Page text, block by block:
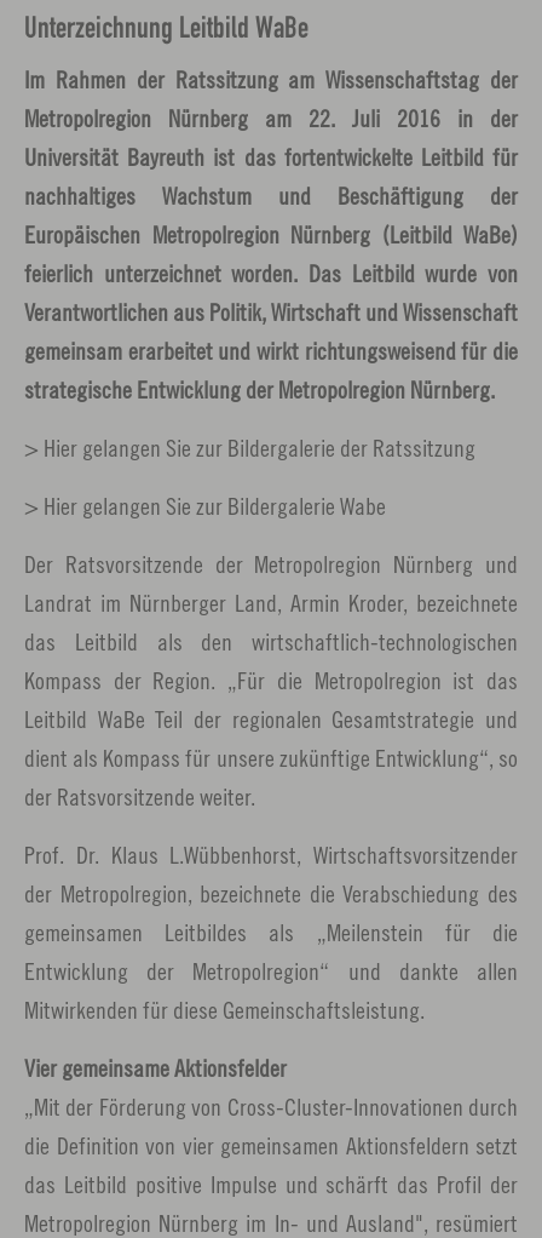
Unterzeichnung Leitbild WaBe
Im Rahmen der Ratssitzung am Wissenschaftstag der
Metropolregion Nürnberg am 22. Juli 2016 in der
Universität Bayreuth ist das fortentwickelte Leitbild für
nachhaltiges Wachstum und Beschäftigung der
Europäischen Metropolregion Nürnberg (Leitbild WaBe)
feierlich unterzeichnet worden. Das Leitbild wurde von
Verantwortlichen aus Politik, Wirtschaft und Wissenschaft
gemeinsam erarbeitet und wirkt richtungsweisend für die
strategische Entwicklung der Metropolregion Nürnberg.
> Hier gelangen Sie zur Bildergalerie der Ratssitzung
> Hier gelangen Sie zur Bildergalerie Wabe
Der Ratsvorsitzende der Metropolregion Nürnberg und
Landrat im Nürnberger Land, Armin Kroder, bezeichnete
das Leitbild als den wirtschaftlich-technologischen
Kompass der Region. „Für die Metropolregion ist das
Leitbild WaBe Teil der regionalen Gesamtstrategie und
dient als Kompass für unsere zukünftige Entwicklung“, so
der Ratsvorsitzende weiter.
Prof. Dr. Klaus L.Wübbenhorst, Wirtschaftsvorsitzender
der Metropolregion, bezeichnete die Verabschiedung des
gemeinsamen Leitbildes als „Meilenstein für die
Entwicklung der Metropolregion“ und dankte allen
Mitwirkenden für diese Gemeinschaftsleistung.
Vier gemeinsame Aktionsfelder
„Mit der Förderung von Cross-Cluster-Innovationen durch
die Definition von vier gemeinsamen Aktionsfeldern setzt
das Leitbild positive Impulse und schärft das Profil der
Metropolregion Nürnberg im In- und Ausland", resümiert